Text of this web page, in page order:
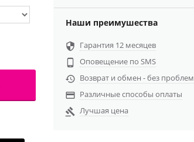
Наши преимушества
 Гарантия 12 месяцев

Оповещение по SMS
 Возврат и обмен - без проблем
 Различные способы оплаты
 Лучшая цена